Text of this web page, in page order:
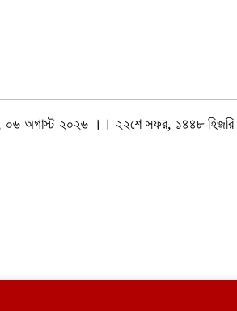
০৬ অগাস্ট ২০২৬ ।। ২২শে সফর, ১৪৪৮ হিজরি